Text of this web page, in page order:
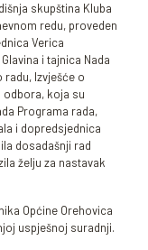
skupština Kluba
redu, proveden
Verica
i tajnica Nada
radu, Izvješće o
koja su
Programa rada,
i dopredsjednica
dosadašnji rad
želju za nastavak
Općine Orehovica
uspješnoj suradnji.